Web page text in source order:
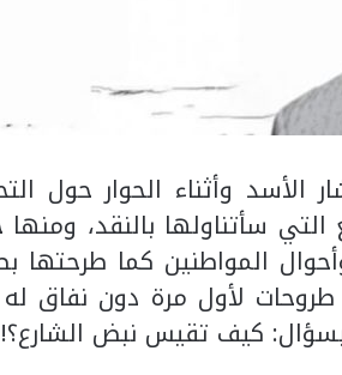
وأثناء الحوار حول
سأتناولها بالنقد،
المواطنين كما طرحتها
لأول مرة دون نفاق له
كيف تقيس نبض الشارع؟!